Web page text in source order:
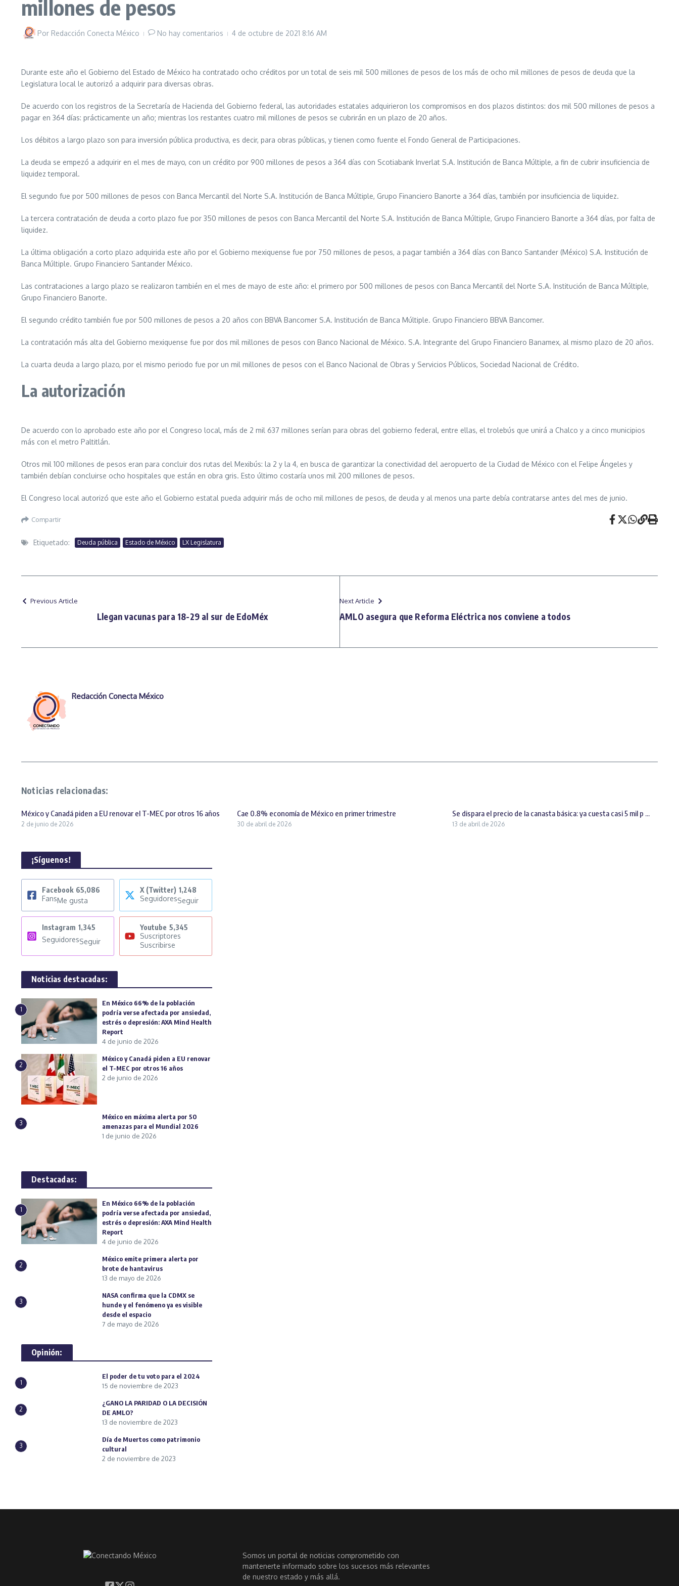
millones de pesos
Por Redacción Conecta México No hay comentarios 4 de octubre de 2021 8:16 AM
Durante este año el Gobierno del Estado de México ha contratado ocho créditos por un total de seis mil 500 millones de pesos de los más de ocho mil millones de pesos de deuda que la
Legislatura local le autorizó a adquirir para diversas obras.
De acuerdo con los registros de la Secretaría de Hacienda del Gobierno federal, las autoridades estatales adquirieron los compromisos en dos plazos distintos: dos mil 500 millones de pesos a
pagar en 364 días: prácticamente un año; mientras los restantes cuatro mil millones de pesos se cubrirán en un plazo de 20 años.
Los débitos a largo plazo son para inversión pública productiva, es decir, para obras públicas, y tienen como fuente el Fondo General de Participaciones.
La deuda se empezó a adquirir en el mes de mayo, con un crédito por 900 millones de pesos a 364 días con Scotiabank Inverlat S.A. Institución de Banca Múltiple, a fin de cubrir insuficiencia de
liquidez temporal.
El segundo fue por 500 millones de pesos con Banca Mercantil del Norte S.A. Institución de Banca Múltiple, Grupo Financiero Banorte a 364 días, también por insuficiencia de liquidez.
La tercera contratación de deuda a corto plazo fue por 350 millones de pesos con Banca Mercantil del Norte S.A. Institución de Banca Múltiple, Grupo Financiero Banorte a 364 días, por falta de
liquidez.
La última obligación a corto plazo adquirida este año por el Gobierno mexiquense fue por 750 millones de pesos, a pagar también a 364 días con Banco Santander (México) S.A. Institución de
Banca Múltiple. Grupo Financiero Santander México.
Las contrataciones a largo plazo se realizaron también en el mes de mayo de este año: el primero por 500 millones de pesos con Banca Mercantil del Norte S.A. Institución de Banca Múltiple,
Grupo Financiero Banorte.
El segundo crédito también fue por 500 millones de pesos a 20 años con BBVA Bancomer S.A. Institución de Banca Múltiple. Grupo Financiero BBVA Bancomer.
La contratación más alta del Gobierno mexiquense fue por dos mil millones de pesos con Banco Nacional de México. S.A. Integrante del Grupo Financiero Banamex, al mismo plazo de 20 años.
La cuarta deuda a largo plazo, por el mismo periodo fue por un mil millones de pesos con el Banco Nacional de Obras y Servicios Públicos, Sociedad Nacional de Crédito.
La autorización
De acuerdo con lo aprobado este año por el Congreso local, más de 2 mil 637 millones serían para obras del gobierno federal, entre ellas, el trolebús que unirá a Chalco y a cinco municipios
más con el metro Paltitlán.
Otros mil 100 millones de pesos eran para concluir dos rutas del Mexibús: la 2 y la 4, en busca de garantizar la conectividad del aeropuerto de la Ciudad de México con el Felipe Ángeles y
también debían concluirse ocho hospitales que están en obra gris. Esto último costaría unos mil 200 millones de pesos.
El Congreso local autorizó que este año el Gobierno estatal pueda adquirir más de ocho mil millones de pesos, de deuda y al menos una parte debía contratarse antes del mes de junio.
Compartir
Etiquetado: Deuda pública Estado de México LX Legislatura
Previous Article
Llegan vacunas para 18-29 al sur de EdoMéx
Next Article
AMLO asegura que Reforma Eléctrica nos conviene a todos
Redacción Conecta México
Noticias relacionadas:
México y Canadá piden a EU renovar el T-MEC por otros 16 años
2 de junio de 2026
Cae 0.8% economía de México en primer trimestre
30 de abril de 2026
Se dispara el precio de la canasta básica: ya cuesta casi 5 mil p ...
13 de abril de 2026
¡Síguenos!
Facebook 65,086
FansMe gusta
X (Twitter) 1,248
SeguidoresSeguir
Instagram 1,345
SeguidoresSeguir
Youtube 5,345
Suscriptores
Suscribirse
Noticias destacadas:
1
En México 66% de la población
podría verse afectada por ansiedad,
estrés o depresión: AXA Mind Health
Report
4 de junio de 2026
2
México y Canadá piden a EU renovar
el T-MEC por otros 16 años
2 de junio de 2026
3
México en máxima alerta por 50
amenazas para el Mundial 2026
1 de junio de 2026
Destacadas:
1
En México 66% de la población
podría verse afectada por ansiedad,
estrés o depresión: AXA Mind Health
Report
4 de junio de 2026
2
México emite primera alerta por
brote de hantavirus
13 de mayo de 2026
3
NASA confirma que la CDMX se
hunde y el fenómeno ya es visible
desde el espacio
7 de mayo de 2026
Opinión:
1
El poder de tu voto para el 2024
15 de noviembre de 2023
2
¿GANO LA PARIDAD O LA DECISIÓN
DE AMLO?
13 de noviembre de 2023
3
Día de Muertos como patrimonio
cultural
2 de noviembre de 2023
Somos un portal de noticias comprometido con
mantenerte informado sobre los sucesos más relevantes
de nuestro estado y más allá.